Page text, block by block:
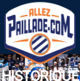
HISTORIQUE